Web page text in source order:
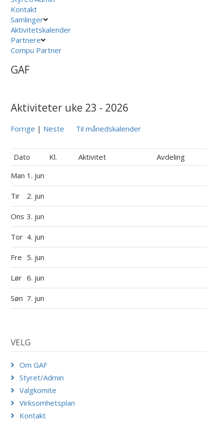
Kontakt
Samlinger
Aktivitetskalender
Partnere
Compu Partner
GAF
Aktiviteter uke 23 - 2026
Forrige | Neste Til månedskalender
Dato Kl. Aktivitet
Avdeling
Man 1. jun
Tir 2. jun
Ons 3. jun
Tor 4. jun
Fre 5. jun
Lør 6. jun
Søn 7. jun
VELG
Om GAF
Styret/Admin
Valgkomite
Virksomhetsplan
Kontakt